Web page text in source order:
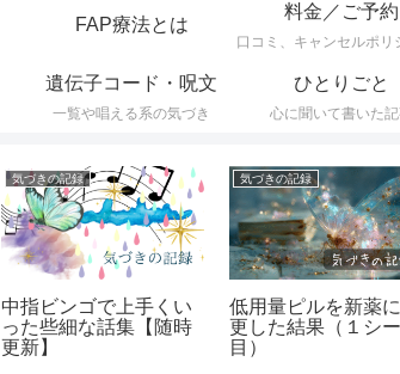
FAP療法とは
料金／ご予約
遺伝子コード・呪文
一覧や唱える系の気づき
ひとりごと
心に聞いて書いた
気づきの記録
中指ビンゴで上手くい
った些細な話集【随時
更新】
気づきの記録
低用量ピルを新薬
更した結果（１シ
目）